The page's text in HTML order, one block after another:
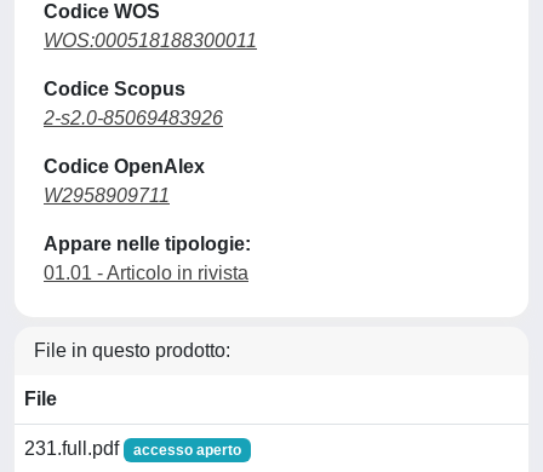
Codice WOS
WOS:000518188300011
Codice Scopus
2-s2.0-85069483926
Codice OpenAlex
W2958909711
Appare nelle tipologie:
01.01 - Articolo in rivista
File in questo prodotto:
File
231.full.pdf accesso aperto